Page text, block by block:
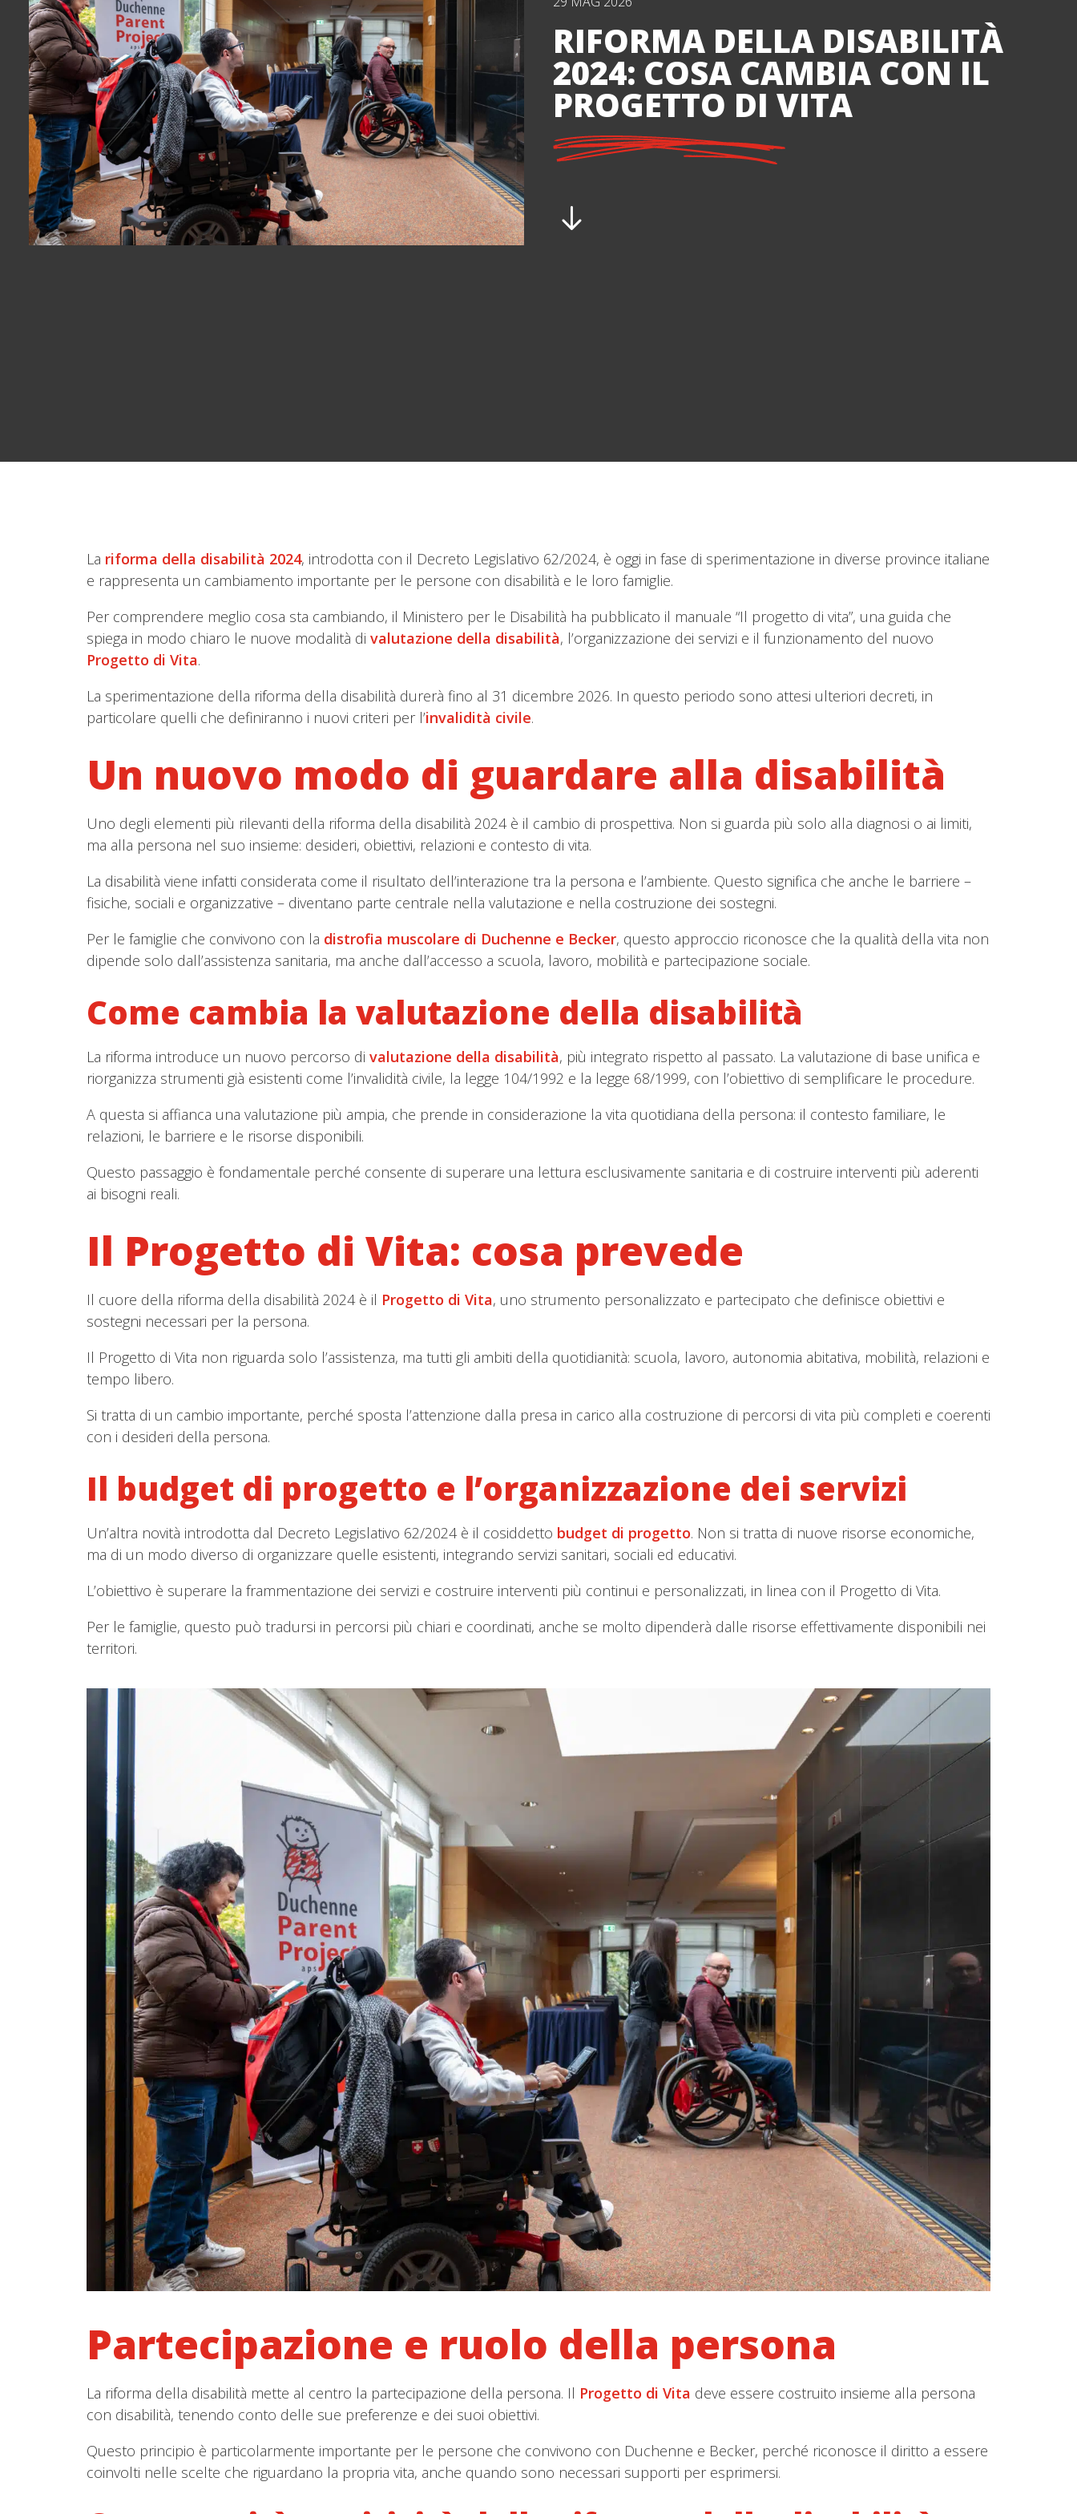
RIFORMA DELLA DISABILITÀ
2024: COSA CAMBIA CON IL
PROGETTO DI VITA
La riforma della disabilità 2024, introdotta con il Decreto Legislativo 62/2024, è oggi in fase di sperimentazione in diverse province italiane
e rappresenta un cambiamento importante per le persone con disabilità e le loro famiglie.
Per comprendere meglio cosa sta cambiando, il Ministero per le Disabilità ha pubblicato il manuale “Il progetto di vita”, una guida che
spiega in modo chiaro le nuove modalità di valutazione della disabilità, l’organizzazione dei servizi e il funzionamento del nuovo
Progetto di Vita.
La sperimentazione della riforma della disabilità durerà fino al 31 dicembre 2026. In questo periodo sono attesi ulteriori decreti, in
particolare quelli che definiranno i nuovi criteri per l’invalidità civile.
Un nuovo modo di guardare alla disabilità
Uno degli elementi più rilevanti della riforma della disabilità 2024 è il cambio di prospettiva. Non si guarda più solo alla diagnosi o ai limiti,
ma alla persona nel suo insieme: desideri, obiettivi, relazioni e contesto di vita.
La disabilità viene infatti considerata come il risultato dell’interazione tra la persona e l’ambiente. Questo significa che anche le barriere –
fisiche, sociali e organizzative – diventano parte centrale nella valutazione e nella costruzione dei sostegni.
Per le famiglie che convivono con la distrofia muscolare di Duchenne e Becker, questo approccio riconosce che la qualità della vita non
dipende solo dall’assistenza sanitaria, ma anche dall’accesso a scuola, lavoro, mobilità e partecipazione sociale.
Come cambia la valutazione della disabilità
La riforma introduce un nuovo percorso di valutazione della disabilità, più integrato rispetto al passato. La valutazione di base unifica e
riorganizza strumenti già esistenti come l’invalidità civile, la legge 104/1992 e la legge 68/1999, con l’obiettivo di semplificare le procedure.
A questa si affianca una valutazione più ampia, che prende in considerazione la vita quotidiana della persona: il contesto familiare, le
relazioni, le barriere e le risorse disponibili.
Questo passaggio è fondamentale perché consente di superare una lettura esclusivamente sanitaria e di costruire interventi più aderenti
ai bisogni reali.
Il Progetto di Vita: cosa prevede
Il cuore della riforma della disabilità 2024 è il Progetto di Vita, uno strumento personalizzato e partecipato che definisce obiettivi e
sostegni necessari per la persona.
Il Progetto di Vita non riguarda solo l’assistenza, ma tutti gli ambiti della quotidianità: scuola, lavoro, autonomia abitativa, mobilità, relazioni e
tempo libero.
Si tratta di un cambio importante, perché sposta l’attenzione dalla presa in carico alla costruzione di percorsi di vita più completi e coerenti
con i desideri della persona.
Il budget di progetto e l’organizzazione dei servizi
Un’altra novità introdotta dal Decreto Legislativo 62/2024 è il cosiddetto budget di progetto. Non si tratta di nuove risorse economiche,
ma di un modo diverso di organizzare quelle esistenti, integrando servizi sanitari, sociali ed educativi.
L’obiettivo è superare la frammentazione dei servizi e costruire interventi più continui e personalizzati, in linea con il Progetto di Vita.
Per le famiglie, questo può tradursi in percorsi più chiari e coordinati, anche se molto dipenderà dalle risorse effettivamente disponibili nei
territori.
Partecipazione e ruolo della persona
La riforma della disabilità mette al centro la partecipazione della persona. Il Progetto di Vita deve essere costruito insieme alla persona
con disabilità, tenendo conto delle sue preferenze e dei suoi obiettivi.
Questo principio è particolarmente importante per le persone che convivono con Duchenne e Becker, perché riconosce il diritto a essere
coinvolti nelle scelte che riguardano la propria vita, anche quando sono necessari supporti per esprimersi.